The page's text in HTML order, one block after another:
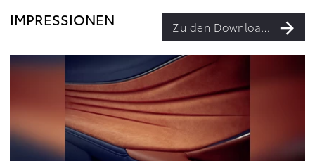
IMPRESSIONEN Zu den Downloads